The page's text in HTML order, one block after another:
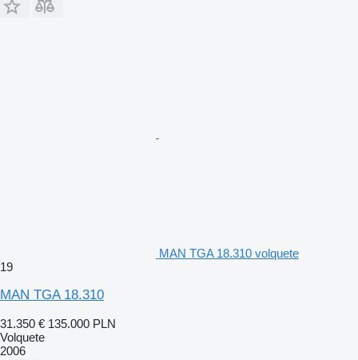
MAN TGA 18.310 volquete
19
MAN TGA 18.310
31.350 € 135.000 PLN
Volquete
2006